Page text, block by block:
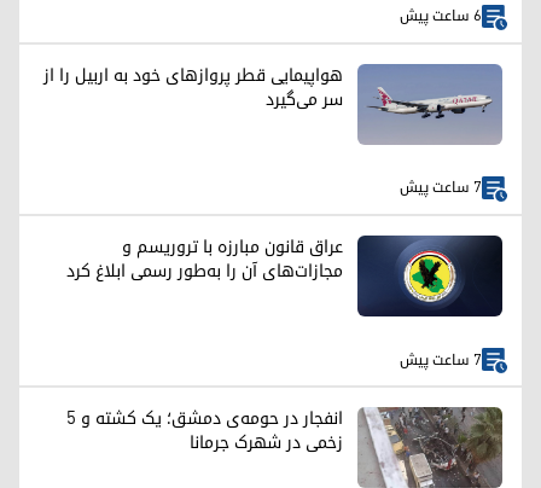
6 ساعت پیش
هواپیمایی قطر پروازهای خود به اربیل را از
سر می‌گیرد
7 ساعت پیش
عراق قانون مبارزه با تروریسم و
مجازات‌های آن را به‌طور رسمی ابلاغ کرد
7 ساعت پیش
انفجار در حومه‌ی دمشق؛ یک کشته و ۵
زخمی در شهرک جرمانا